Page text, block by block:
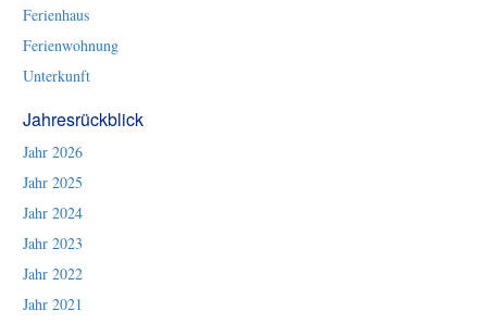
Ferienhaus
Ferienwohnung
Unterkunft
Jahresrückblick
Jahr 2026
Jahr 2025
Jahr 2024
Jahr 2023
Jahr 2022
Jahr 2021